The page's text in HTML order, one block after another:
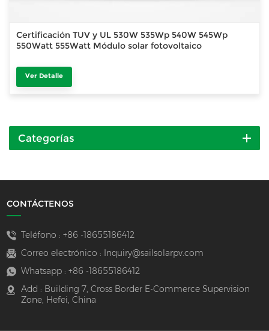
Certificación TUV y UL 530W 535Wp 540W 545Wp
550Watt 555Watt Módulo solar fotovoltaico
Ver Detalle
Categorías
CONTÁCTENOS
Teléfono : +86 -18655186412
Correo electrónico :
Inquiry@sailsolarpv.com
Whatsapp : +86 -18655186412
Add : Building 7, Cross Border E-Commerce Supervision
Zone, Hefei, China